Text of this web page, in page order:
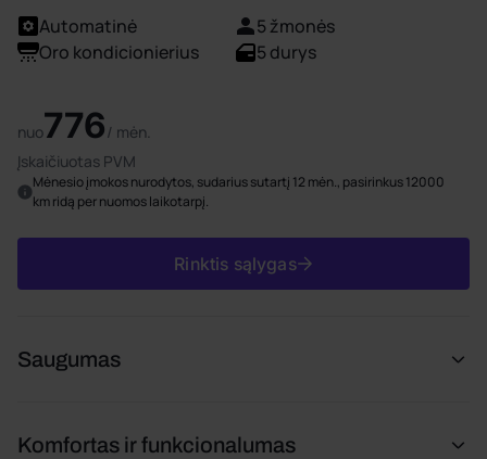
Automatinė
5 žmonės
Oro kondicionierius
5 durys
nuo776/ mėn.
Įskaičiuotas PVM
Mėnesio įmokos nurodytos, sudarius sutartį 12 mėn., pasirinkus 12000
km ridą per nuomos laikotarpį.
Rinktis sąlygas
Saugumas
Komfortas ir funkcionalumas